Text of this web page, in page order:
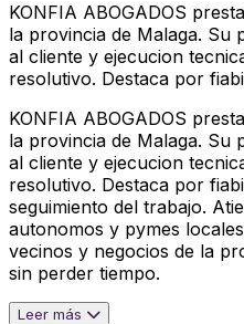
KONFIA ABOGADOS
la provincia de Malaga. Su
al cliente y ejecucion
resolutivo. Destaca por
KONFIA ABOGADOS
la provincia de Malaga. Su
al cliente y ejecucion
resolutivo. Destaca por
seguimiento del trabajo.
autonomos y pymes
vecinos y negocios de la
sin perder tiempo.
Leer más